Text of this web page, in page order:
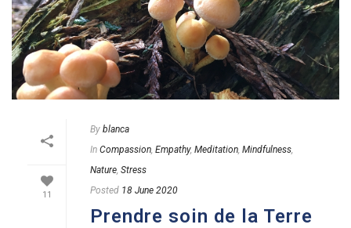
11
By blanca
In Compassion Empathy, Meditation Mindfulness
Nature Stress
Posted 18 June 2020
Prendre soin de la Terre